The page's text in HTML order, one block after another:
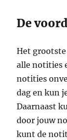
De
Het
alle notities
notities
dag en kun
Daarnaast
door jouw
kunt de